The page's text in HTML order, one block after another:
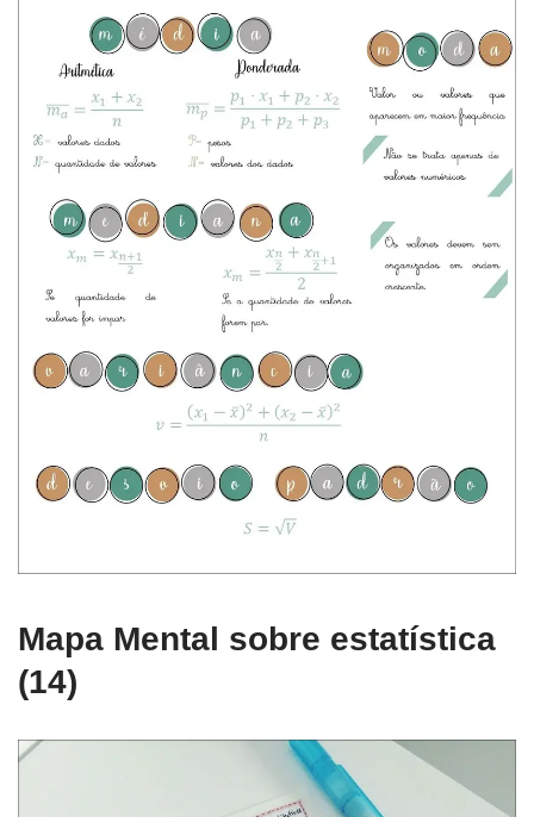
Mapa Mental sobre estatística
(14)